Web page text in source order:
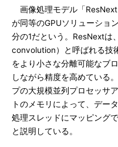
画像処理モデル「
が同等のGPUソリューショ
分の1だという。ResNextは
convolution）と呼ばれる技
をより小さな分離可能なブ
しながら精度を高めている
プの大規模並列プロセッサ
トのメモリによって、デー
処理スレッドにマッピング
と説明している。